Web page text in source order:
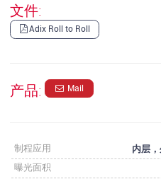
文件:
Adix Roll to Roll
产品: Mail
制程应用 内层
曝光面积